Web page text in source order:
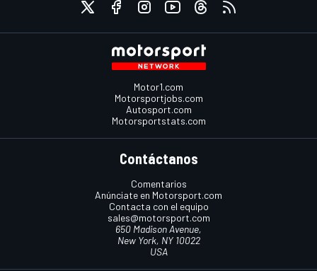
Motor1.com
Motorsportjobs.com
Autosport.com
Motorsportstats.com
Contáctanos
Comentarios
Anúnciate en Motorsport.com
Contacta con el equipo
sales@motorsport.com
650 Madison Avenue,
New York, NY 10022
USA